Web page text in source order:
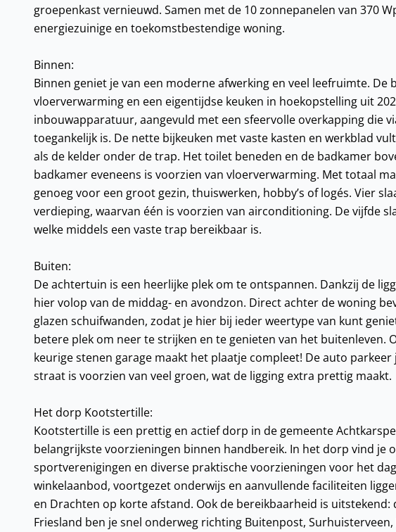
groepenkast vernieuwd. Samen met de 10 zonnepanelen van 370
energiezuinige en toekomstbestendige woning.
Binnen:
Binnen geniet je van een moderne afwerking en veel leefruimte. De
vloerverwarming en een eigentijdse keuken in hoekopstelling uit
inbouwapparatuur, aangevuld met een sfeervolle overkapping die
toegankelijk is. De nette bijkeuken met vaste kasten en werkblad
als de kelder onder de trap. Het toilet beneden en de badkamer
badkamer eveneens is voorzien van vloerverwarming. Met totaal
genoeg voor een groot gezin, thuiswerken, hobby’s of logés. Vier
verdieping, waarvan één is voorzien van airconditioning. De vijfde
welke middels een vaste trap bereikbaar is.
Buiten:
De achtertuin is een heerlijke plek om te ontspannen. Dankzij de
hier volop van de middag- en avondzon. Direct achter de woning
glazen schuifwanden, zodat je hier bij ieder weertype van kunt
betere plek om neer te strijken en te genieten van het buitenleven.
keurige stenen garage maakt het plaatje compleet! De auto
straat is voorzien van veel groen, wat de ligging extra prettig maakt.
Het dorp Kootstertille:
Kootstertille is een prettig en actief dorp in de gemeente
belangrijkste voorzieningen binnen handbereik. In het dorp vind je
sportverenigingen en diverse praktische voorzieningen voor het
winkelaanbod, voortgezet onderwijs en aanvullende faciliteiten
en Drachten op korte afstand. Ook de bereikbaarheid is
Friesland ben je snel onderweg richting Buitenpost,